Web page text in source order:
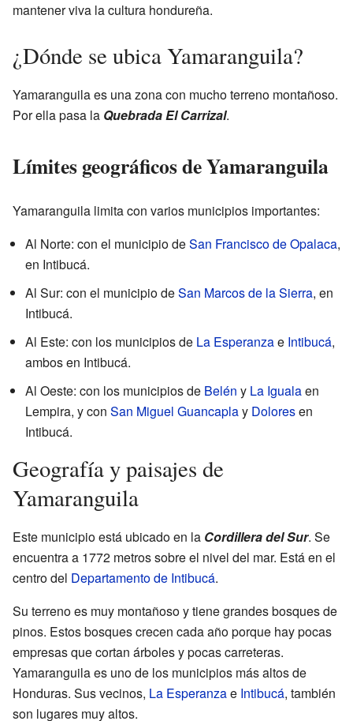
mantener viva la cultura hondureña.
¿Dónde se ubica Yamaranguila?
Yamaranguila es una zona con mucho terreno montañoso.
Por ella pasa la Quebrada El Carrizal.
Límites geográficos de Yamaranguila
Yamaranguila limita con varios municipios importantes:
Al Norte: con el municipio deSan Francisco de Opalaca,
en Intibucá.
Al Sur: con el municipio deSan Marcos de la Sierra, en
Intibucá.
Al Este: con los municipios de La Esperanzae Intibucá,
ambos en Intibucá.
Al Oeste: con los municipios de Belén y La Igualaen
Lempira, y con San Miguel Guancaplay Doloresen
Intibucá.
Geografía y paisajes de
Yamaranguila
Este municipio está ubicado en la Cordillera del Sur. Se
encuentra a 1772 metros sobre el nivel del mar. Está en el
centro del Departamento de Intibucá.
Su terreno es muy montañoso y tiene grandes bosques de
pinos. Estos bosques crecen cada año porque hay pocas
empresas que cortan árboles y pocas carreteras.
Yamaranguila es uno de los municipios más altos de
Honduras. Sus vecinos, La Esperanzae Intibucá, también
son lugares muy altos.